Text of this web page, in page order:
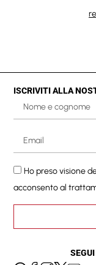
ISCRIVITI ALLA
Ho preso visione
acconsento al